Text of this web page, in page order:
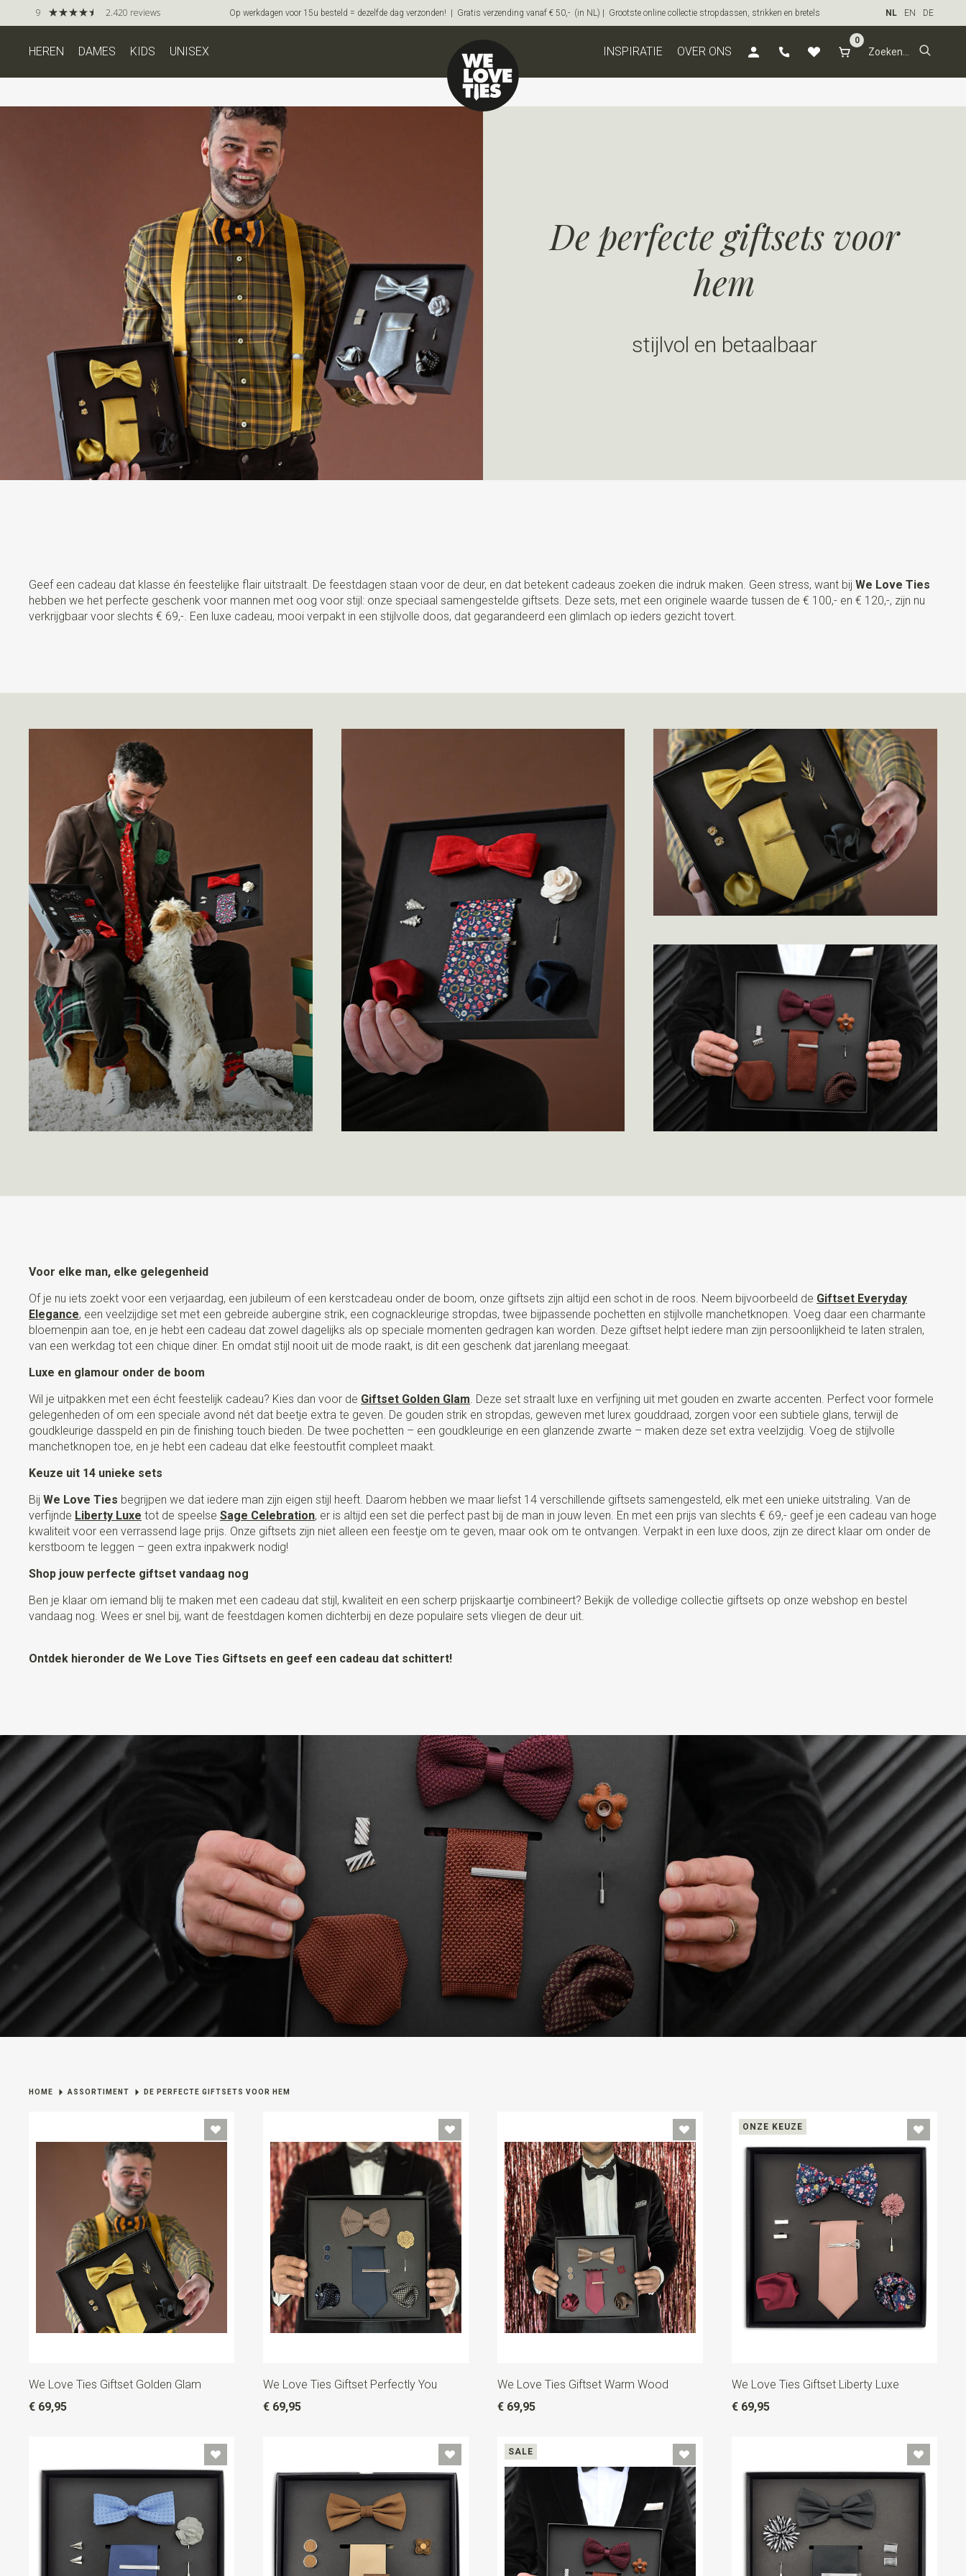
9 2.420 reviews Op werkdagen voor 15u besteld = dezelfde dag verzonden! | Gratis verzending vanaf € 50,- (in NL) | Grootste online collectie stropdassen, strikken en bretels NL EN DE
HEREN DAMES KIDS UNISEX INSPIRATIE OVER ONS
0
De perfecte giftsets voor
hem
stijlvol en betaalbaar
Geef een cadeau dat klasse én feestelijke flair uitstraalt. De feestdagen staan voor de deur, en dat betekent cadeaus zoeken die indruk maken. Geen stress, want bij We Love Ties
hebben we het perfecte geschenk voor mannen met oog voor stijl: onze speciaal samengestelde giftsets. Deze sets, met een originele waarde tussen de € 100,- en € 120,-, zijn nu
verkrijgbaar voor slechts € 69,-. Een luxe cadeau, mooi verpakt in een stijlvolle doos, dat gegarandeerd een glimlach op ieders gezicht tovert.
Voor elke man, elke gelegenheid
Of je nu iets zoekt voor een verjaardag, een jubileum of een kerstcadeau onder de boom, onze giftsets zijn altijd een schot in de roos. Neem bijvoorbeeld de Giftset Everyday
Elegance, een veelzijdige set met een gebreide aubergine strik, een cognackleurige stropdas, twee bijpassende pochetten en stijlvolle manchetknopen. Voeg daar een charmante
bloemenpin aan toe, en je hebt een cadeau dat zowel dagelijks als op speciale momenten gedragen kan worden. Deze giftset helpt iedere man zijn persoonlijkheid te laten stralen,
van een werkdag tot een chique diner. En omdat stijl nooit uit de mode raakt, is dit een geschenk dat jarenlang meegaat.
Luxe en glamour onder de boom
Wil je uitpakken met een écht feestelijk cadeau? Kies dan voor de Giftset Golden Glam. Deze set straalt luxe en verfijning uit met gouden en zwarte accenten. Perfect voor formele
gelegenheden of om een speciale avond nét dat beetje extra te geven. De gouden strik en stropdas, geweven met lurex gouddraad, zorgen voor een subtiele glans, terwijl de
goudkleurige dasspeld en pin de finishing touch bieden. De twee pochetten – een goudkleurige en een glanzende zwarte – maken deze set extra veelzijdig. Voeg de stijlvolle
manchetknopen toe, en je hebt een cadeau dat elke feestoutfit compleet maakt.
Keuze uit 14 unieke sets
Bij We Love Ties begrijpen we dat iedere man zijn eigen stijl heeft. Daarom hebben we maar liefst 14 verschillende giftsets samengesteld, elk met een unieke uitstraling. Van de
verfijnde Liberty Luxe tot de speelse Sage Celebration, er is altijd een set die perfect past bij de man in jouw leven. En met een prijs van slechts € 69,- geef je een cadeau van hoge
kwaliteit voor een verrassend lage prijs. Onze giftsets zijn niet alleen een feestje om te geven, maar ook om te ontvangen. Verpakt in een luxe doos, zijn ze direct klaar om onder de
kerstboom te leggen – geen extra inpakwerk nodig!
Shop jouw perfecte giftset vandaag nog
Ben je klaar om iemand blij te maken met een cadeau dat stijl, kwaliteit en een scherp prijskaartje combineert? Bekijk de volledige collectie giftsets op onze webshop en bestel
vandaag nog. Wees er snel bij, want de feestdagen komen dichterbij en deze populaire sets vliegen de deur uit.
Ontdek hieronder de We Love Ties Giftsets en geef een cadeau dat schittert!
HOME ASSORTIMENT DE PERFECTE GIFTSETS VOOR HEM
We Love Ties Giftset Golden Glam
€ 69,95
We Love Ties Giftset Perfectly You
€ 69,95
We Love Ties Giftset Warm Wood
€ 69,95
ONZE KEUZE
We Love Ties Giftset Liberty Luxe
€ 69,95
SALE